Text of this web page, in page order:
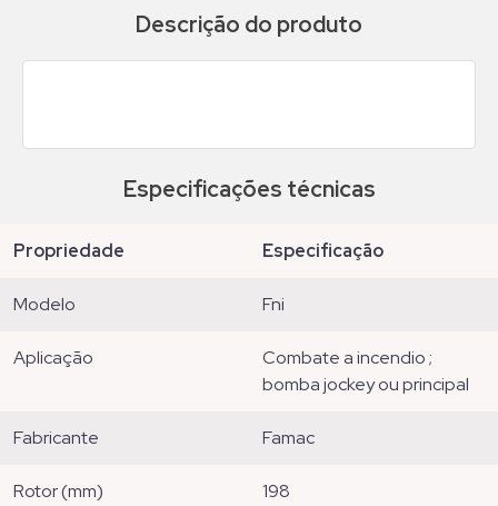
Descrição do produto
Especificações técnicas
propriedade especificação
modelo fni
aplicação
combate a incendio ;
bomba jockey ou principal
fabricante famac
rotor (mm) 198